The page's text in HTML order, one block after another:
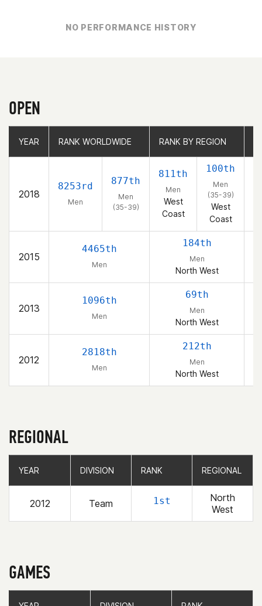
NO PERFORMANCE HISTORY
OPEN
YEAR RANK WORLDWIDE RANK BY REGION
2018
8253rd
Men
877th
Men
(35-39)
811th
Men
West
Coast
100th
Men
(35-39)
West
Coast
2015
4465th
Men
184th
Men
North West
2013
1096th
Men
69th
Men
North West
2012
2818th
Men
212th
Men
North West
YEAR RANK WORLDWIDE RANK BY REGION
REGIONAL
YEAR DIVISION RANK REGIONAL
2012 Team 1st
North
West
YEAR DIVISION RANK REGIONAL
GAMES